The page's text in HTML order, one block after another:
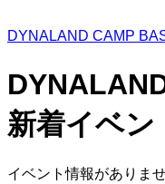
DYNALAND CAMP
新着イベン
イベント情報がありま